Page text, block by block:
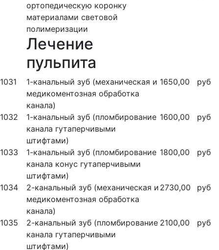
ортопедическую коронку
материалами световой
полимеризации
Лечение
пульпита
1031
1-канальный зуб (механическая и
медикоментозная обработка
канала)
1650,00 руб
1032
1-канальный зуб (пломбирование
канала гутаперчивыми
штифтами)
1600,00 руб
1033
1-канальный зуб (пломбирование
канала конус гутаперчивыми
штифтами)
1800,00 руб
1034
2-канальный зуб (механическая и
медикоментозная обработка
канала)
2730,00 руб
1035
2-канальный зуб (пломбирование
канала гутаперчивыми
штифтами)
2100,00 руб